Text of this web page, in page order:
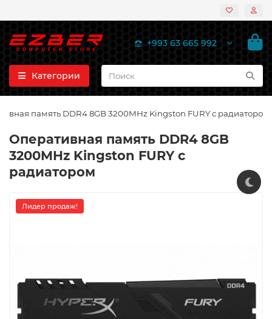
+993 63 665 992
Категории
память DDR4 8GB 3200MHz Kingston FURY с радиатором
Оперативная память DDR4 8GB
3200MHz Kingston FURY с
радиатором
Лидер продаж!